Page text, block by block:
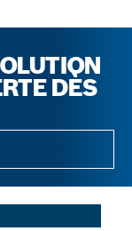
DÈS